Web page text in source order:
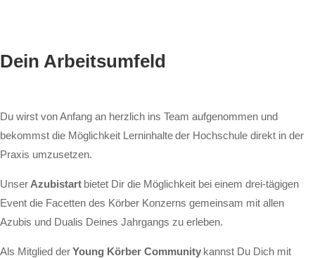
Dein Arbeitsumfeld
Du wirst von Anfang an herzlich ins Team aufgenommen und
bekommst die Möglichkeit Lerninhalte der Hochschule direkt in der
Praxis umzusetzen.
Unser Azubistart bietet Dir die Möglichkeit bei einem drei-tägigen
Event die Facetten des Körber Konzerns gemeinsam mit allen
Azubis und Dualis Deines Jahrgangs zu erleben.
Als Mitglied derYoung Körber Community kannst Du Dich mit